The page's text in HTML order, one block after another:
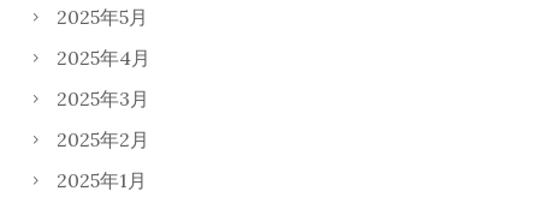
2025年5月
2025年4月
2025年3月
2025年2月
2025年1月